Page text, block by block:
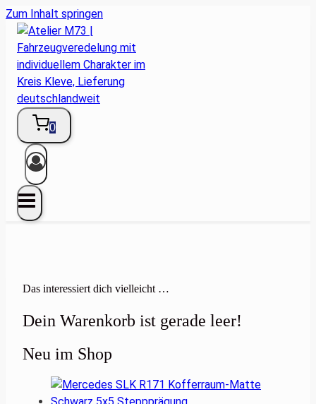
Zum Inhalt springen
0
Das interessiert dich vielleicht …
Dein Warenkorb ist gerade leer!
Neu im Shop